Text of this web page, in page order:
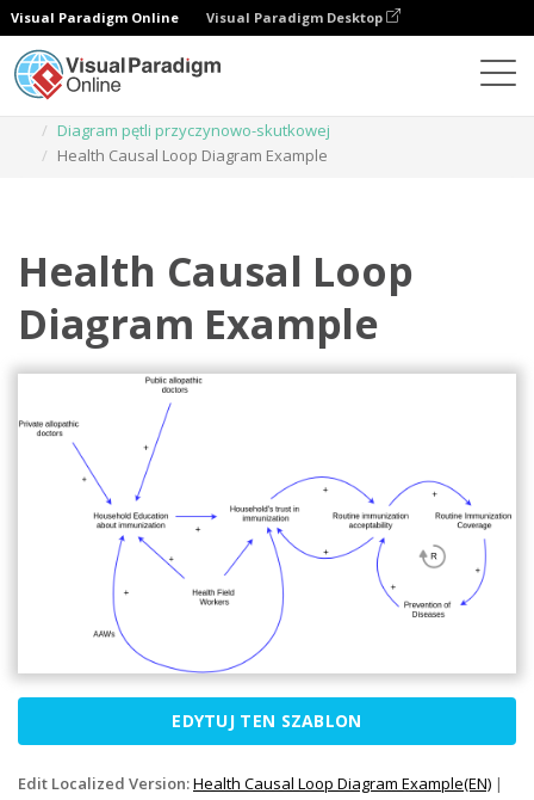
Visual Paradigm Online Visual Paradigm Desktop
Diagram pętli przyczynowo-skutkowej
Health Causal Loop Diagram Example
Health Causal Loop
Diagram Example
EDYTUJ TEN SZABLON
Edit Localized Version:Health Causal Loop Diagram Example(EN) |